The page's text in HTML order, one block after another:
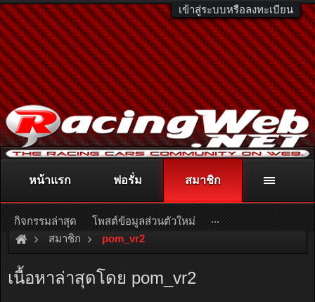
เข้าสู่ระบบหรือลงทะเบียน
ติดต่อลงโฆษณา racingweb@gmail.comหรือโทร. 081-811-1138
หรืออ่านรายละเอียดเพิ่มเติม คลิกที่นี่
สมาชิก pom_vr2
เนื้อหาล่าสุดโดย pom_vr2
หน้าแรก ฟอรั่ม สมาชิก
กิจกรรมล่าสุด โพสต์ข้อมูลส่วนตัวใหม่ ...